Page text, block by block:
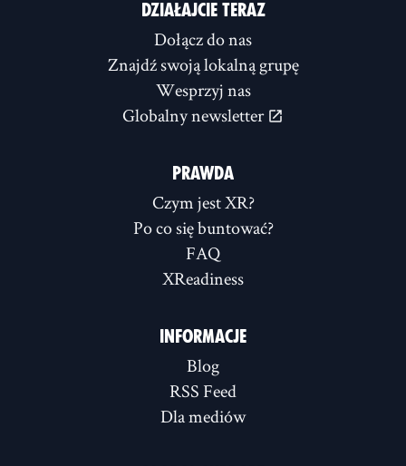
DZIAŁAJCIE TERAZ
Dołącz do nas
Znajdź swoją lokalną grupę
Wesprzyj nas
Globalny newsletter
PRAWDA
Czym jest XR?
Po co się buntować?
FAQ
XReadiness
INFORMACJE
Blog
RSS Feed
Dla mediów